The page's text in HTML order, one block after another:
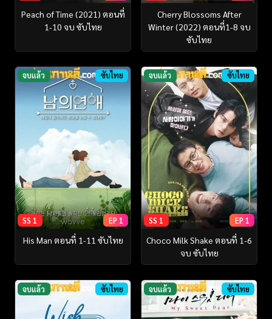
Peach of Time (2021) ตอนที่
1-10 จบ ซับไทย
Cherry Blossoms After
Winter (2022) ตอนที่1-8 จบ
ซับไทย
จบแล้ว ซับไทย
SS 1 EP 1
His Man ตอนที่ 1-11 ซับไทย
จบแล้ว ซับไทย
SS 1 EP 1
Choco Milk Shake ตอนที่ 1-6
จบ ซับไทย
จบแล้ว ซับไทย จบแล้ว ซับไทย